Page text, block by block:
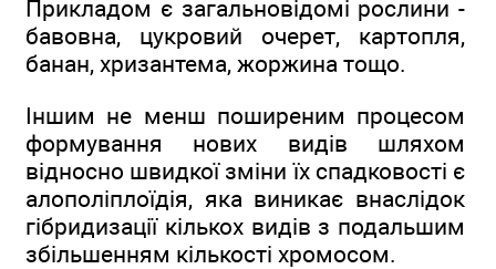
Прикладом є загальновідомі рослини -
бавовна, цукровий очерет, картопля,
банан, хризантема, жоржина тощо.
Іншим не менш поширеним процесом
формування нових видів шляхом
відносно швидкої зміни їх спадковості є
алополіплоїдія, яка виникає внаслідок
гібридизації кількох видів з подальшим
збільшенням кількості хромосом.